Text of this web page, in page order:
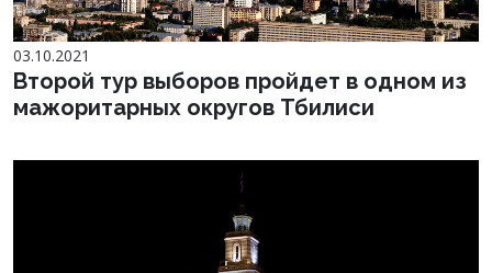
03.10.2021
Второй тур выборов пройдет в одном из
мажоритарных округов Тбилиси